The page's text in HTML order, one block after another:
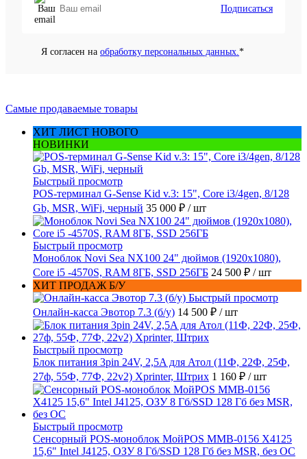
Подписаться
Я согласен на обработку персональных данных. *
Самые продаваемые товары
ХИТ ЛИСТ НОВОГО
НОВИНКИ
Быстрый просмотр
POS-терминал G-Sense Kid v.3: 15", Core i3/4gen, 8/128
Gb, MSR, WiFi, черный 35 000 ₽ / шт
Быстрый просмотр
Моноблок Novi Sea NX100 24" дюймов (1920x1080),
Core i5 -4570S, RAM 8ГБ, SSD 256ГБ 24 500 ₽ / шт
ХИТ ПРОДАЖ Б/У
Быстрый просмотр
Онлайн-касса Эвотор 7.3 (б/у) 14 500 ₽ / шт
Быстрый просмотр
Блок питания 3pin 24V, 2,5A для Атол (11Ф, 22Ф, 25Ф,
27ф, 55Ф, 77Ф, 22v2) Xprinter, Штрих 1 160 ₽ / шт
Быстрый просмотр
Сенсорный POS-моноблок МойPOS MMB-0156 X4125
15,6" Intel J4125, ОЗУ 8 Гб/SSD 128 Гб без MSR, без ОС